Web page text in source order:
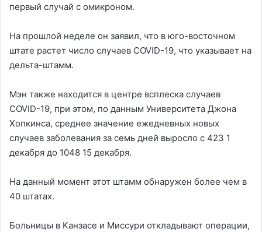
первый случай с омикроном.
На прошлой неделе он заявил, что в юго-восточном
штате растет число случаев COVID-19, что указывает на
дельта-штамм.
Мэн также находится в центре всплеска случаев
COVID-19, при этом, по данным Университета Джона
Хопкинса, среднее значение ежедневных новых
случаев заболевания за семь дней выросло с 423 1
декабря до 1048 15 декабря.
На данный момент этот штамм обнаружен более чем в
40 штатах.
Больницы в Канзасе и Миссури откладывают операции,